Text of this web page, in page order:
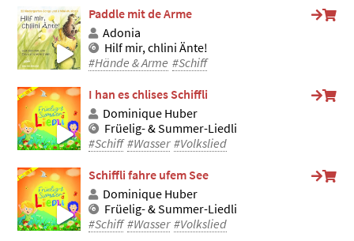
Paddle mit de Arme
Adonia
Hilf mir, chlini Änte!
#Hände & Arme #Schiff
I han es chlises Schiffli
Dominique Huber
Früelig- & Summer-Liedli
#Schiff #Wasser #Volkslied
Schiffli fahre ufem See
Dominique Huber
Früelig- & Summer-Liedli
#Schiff #Wasser #Volkslied